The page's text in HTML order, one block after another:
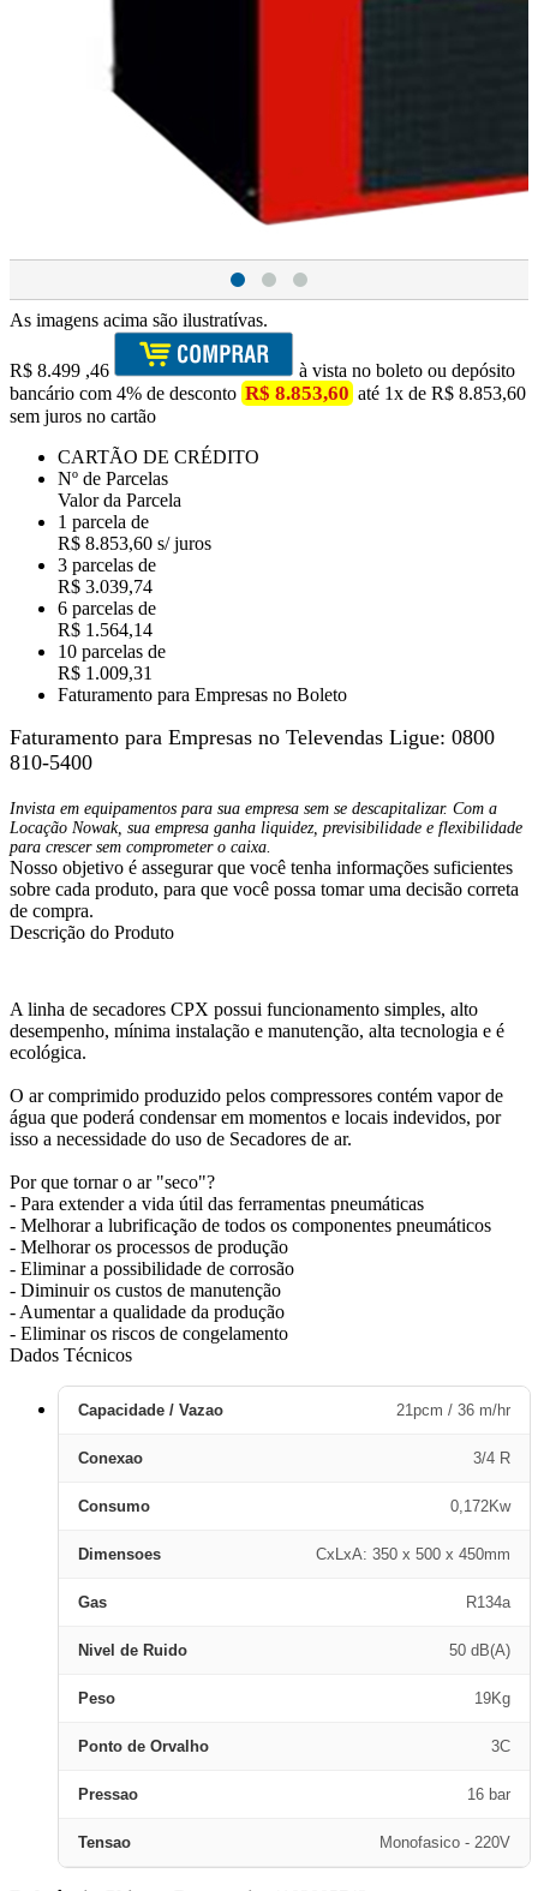
As imagens acima são ilustratívas.
R$ 8.499 ,46
à vista no boleto ou depósito
bancário com 4% de desconto R$ 8.853,60 até 1x de R$ 8.853,60
sem juros no cartão
CARTÃO DE CRÉDITO
Nº de Parcelas
Valor da Parcela
1 parcela de
R$ 8.853,60 s/ juros
3 parcelas de
R$ 3.039,74
6 parcelas de
R$ 1.564,14
10 parcelas de
R$ 1.009,31
Faturamento para Empresas no Boleto
Faturamento para Empresas no Televendas Ligue: 0800
810-5400
Invista em equipamentos para sua empresa sem se descapitalizar. Com a
Locação Nowak, sua empresa ganha liquidez, previsibilidade e flexibilidade
para crescer sem comprometer o caixa.
Nosso objetivo é assegurar que você tenha informações suficientes
sobre cada produto, para que você possa tomar uma decisão correta
de compra.
Descrição do Produto
A linha de secadores CPX possui funcionamento simples, alto
desempenho, mínima instalação e manutenção, alta tecnologia e é
ecológica.
O ar comprimido produzido pelos compressores contém vapor de
água que poderá condensar em momentos e locais indevidos, por
isso a necessidade do uso de Secadores de ar.
Por que tornar o ar "seco"?
- Para extender a vida útil das ferramentas pneumáticas
- Melhorar a lubrificação de todos os componentes pneumáticos
- Melhorar os processos de produção
- Eliminar a possibilidade de corrosão
- Diminuir os custos de manutenção
- Aumentar a qualidade da produção
- Eliminar os riscos de congelamento
Dados Técnicos
Capacidade / Vazao 21pcm / 36 m/hr
Conexao 3/4 R
Consumo 0,172Kw
Dimensoes CxLxA: 350 x 500 x 450mm
Gas R134a
Nivel de Ruido 50 dB(A)
Peso 19Kg
Ponto de Orvalho 3C
Pressao 16 bar
Tensao Monofasico - 220V